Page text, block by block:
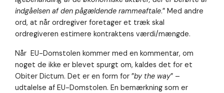
indgåelsen af den pågældende rammeaftale.” Med andre
ord, at når ordregiver foretager et træk skal
ordregiveren estimere kontraktens værdi/mængde.
Når EU-Domstolen kommer med en kommentar, om
noget de ikke er blevet spurgt om, kaldes det for et
Obiter Dictum. Det er en form for ”by the way” –
udtalelse af EU-Domstolen. En bemærkning som er